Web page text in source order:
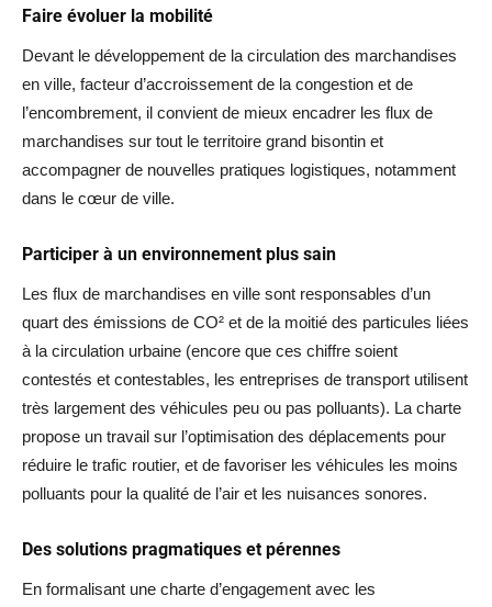
Faire évoluer la mobilité
Devant le développement de la circulation des marchandises
en ville, facteur d’accroissement de la congestion et de
l’encombrement, il convient de mieux encadrer les flux de
marchandises sur tout le territoire grand bisontin et
accompagner de nouvelles pratiques logistiques, notamment
dans le cœur de ville.
Participer à un environnement plus sain
Les flux de marchandises en ville sont responsables d’un
quart des émissions de CO² et de la moitié des particules liées
à la circulation urbaine (encore que ces chiffre soient
contestés et contestables, les entreprises de transport utilisent
très largement des véhicules peu ou pas polluants). La charte
propose un travail sur l’optimisation des déplacements pour
réduire le trafic routier, et de favoriser les véhicules les moins
polluants pour la qualité de l’air et les nuisances sonores.
Des solutions pragmatiques et pérennes
En formalisant une charte d’engagement avec les